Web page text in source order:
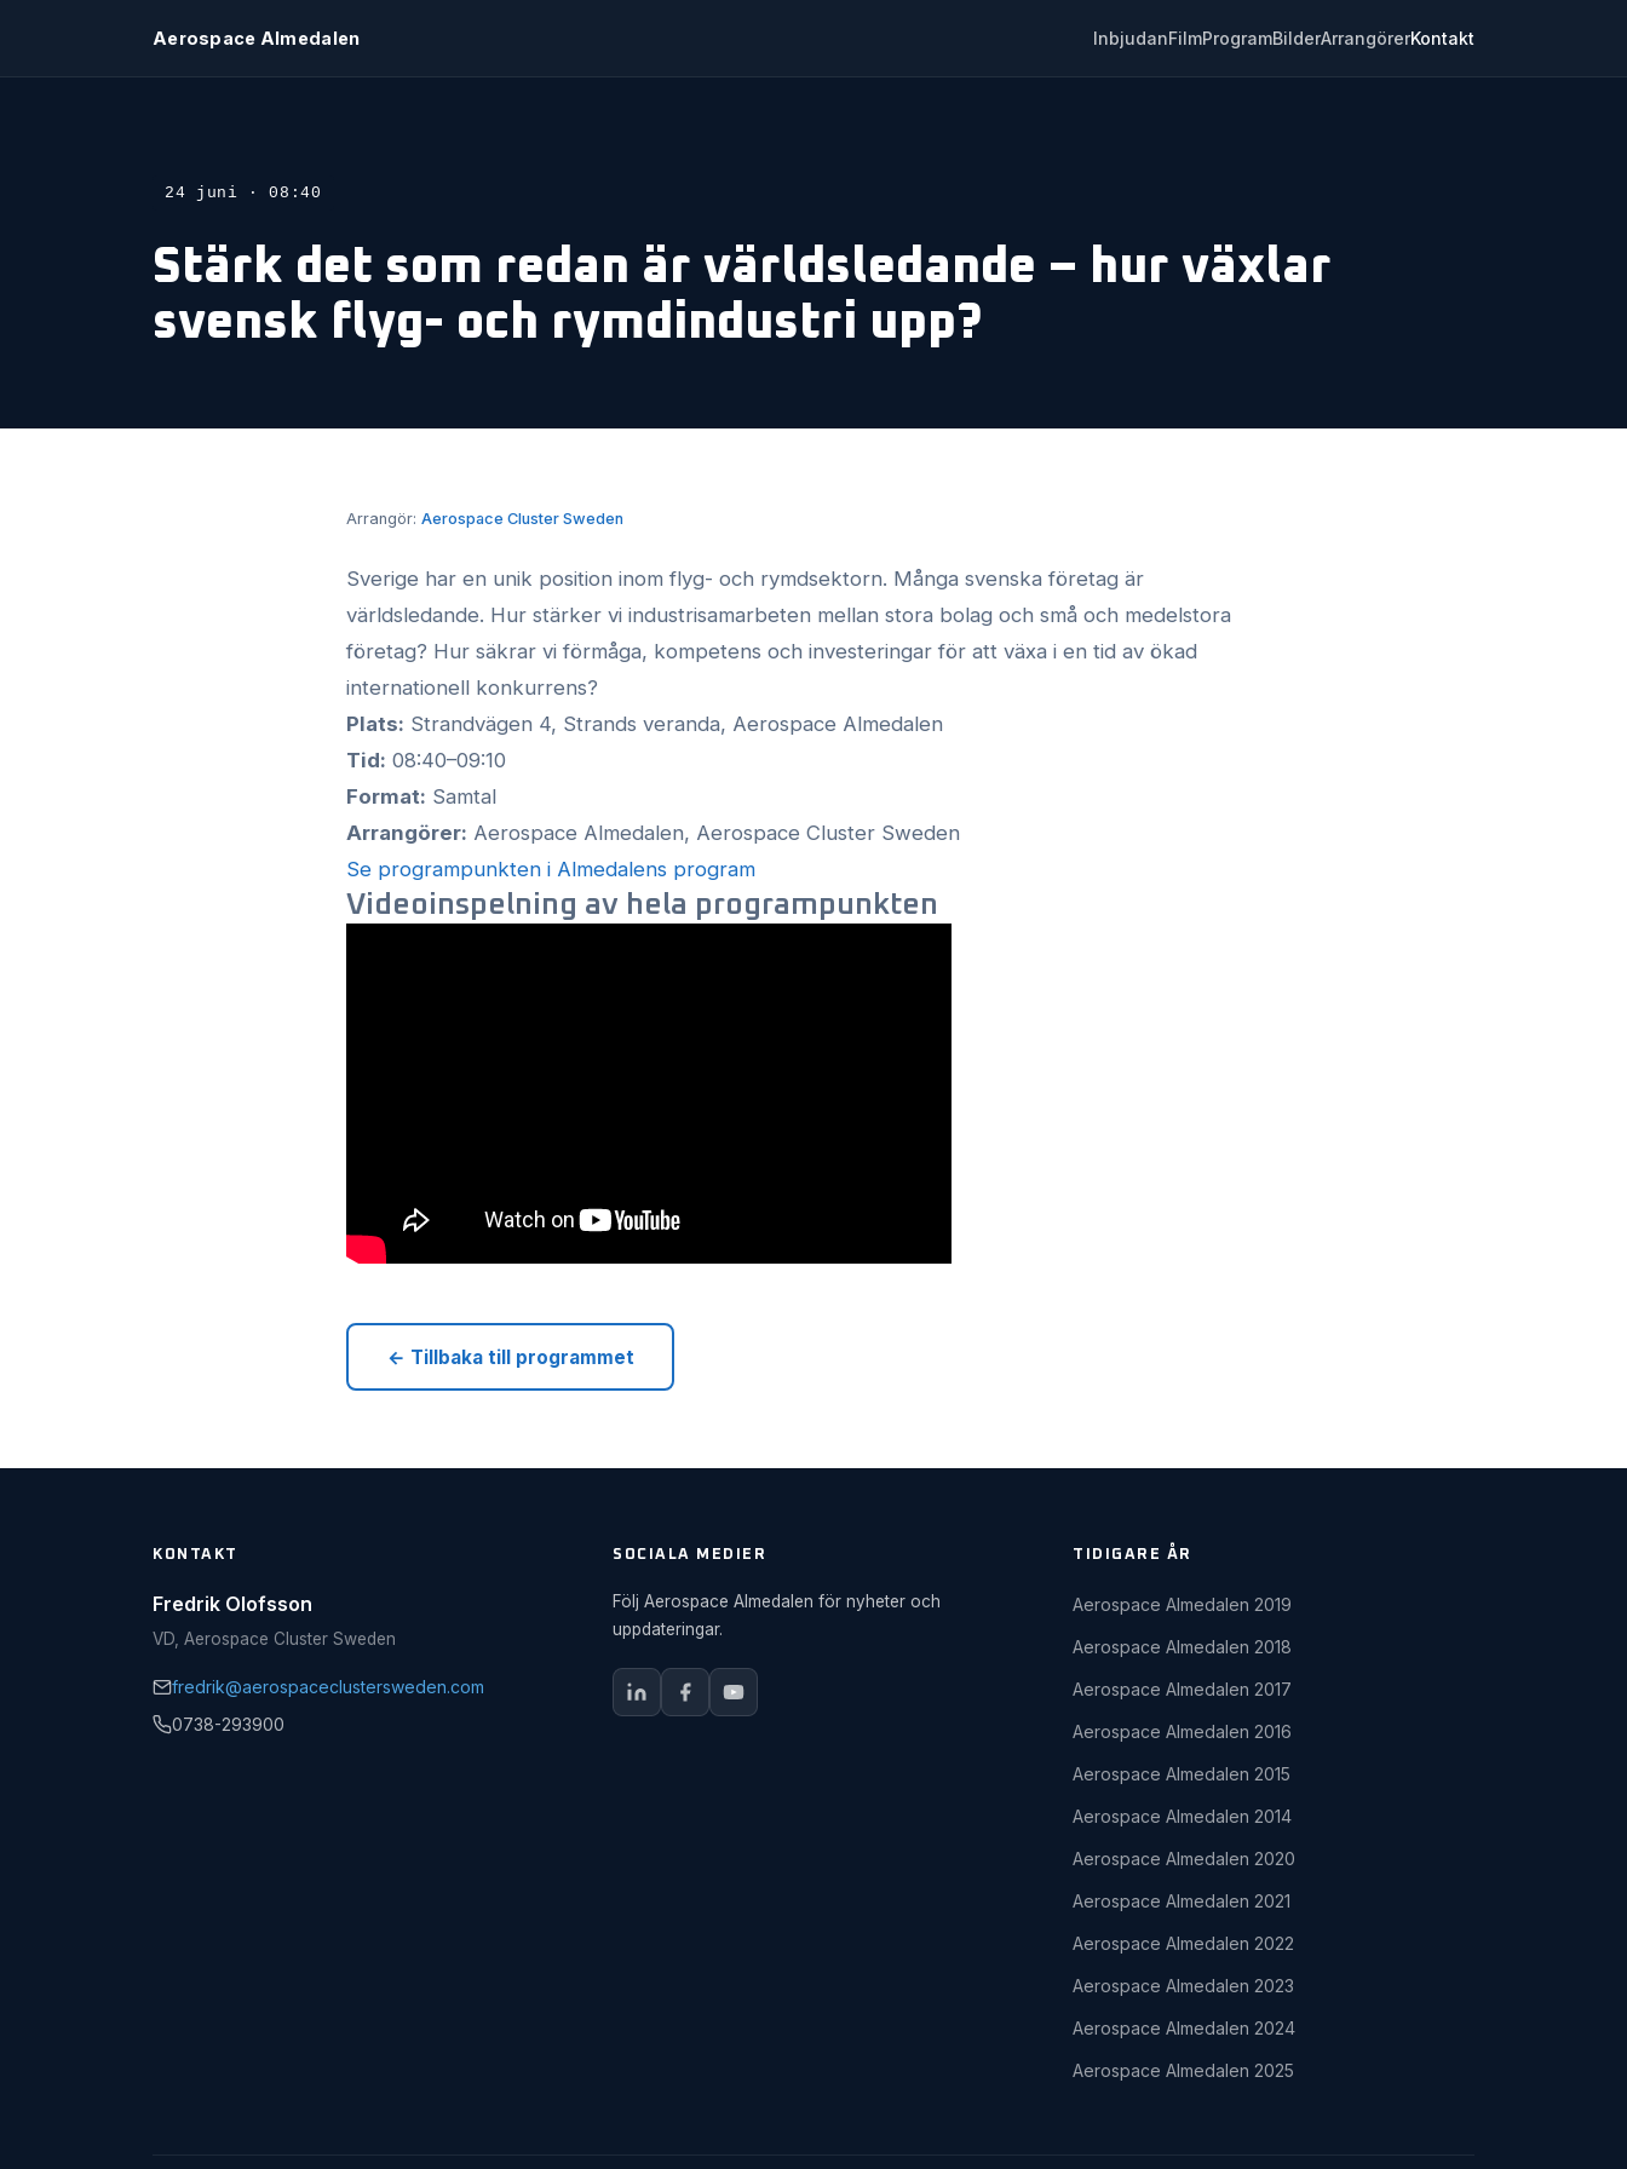
Aerospace Almedalen InbjudanFilmProgramBilderArrangörerKontakt
24 juni · 08:40
Stärk det som redan är världsledande – hur växlar
svensk flyg- och rymdindustri upp?
Arrangör: Aerospace Cluster Sweden
Sverige har en unik position inom flyg- och rymdsektorn. Många svenska företag är
världsledande. Hur stärker vi industrisamarbeten mellan stora bolag och små och medelstora
företag? Hur säkrar vi förmåga, kompetens och investeringar för att växa i en tid av ökad
internationell konkurrens?
Plats: Strandvägen 4, Strands veranda, Aerospace Almedalen
Tid: 08:40–09:10
Format: Samtal
Arrangörer: Aerospace Almedalen, Aerospace Cluster Sweden
Se programpunkten i Almedalens program
Videoinspelning av hela programpunkten
← Tillbaka till programmet
KONTAKT
Fredrik Olofsson
VD, Aerospace Cluster Sweden
fredrik@aerospaceclustersweden.com
0738-293900
SOCIALA MEDIER
Följ Aerospace Almedalen för nyheter och
uppdateringar.
TIDIGARE ÅR
Aerospace Almedalen 2019
Aerospace Almedalen 2018
Aerospace Almedalen 2017
Aerospace Almedalen 2016
Aerospace Almedalen 2015
Aerospace Almedalen 2014
Aerospace Almedalen 2020
Aerospace Almedalen 2021
Aerospace Almedalen 2022
Aerospace Almedalen 2023
Aerospace Almedalen 2024
Aerospace Almedalen 2025